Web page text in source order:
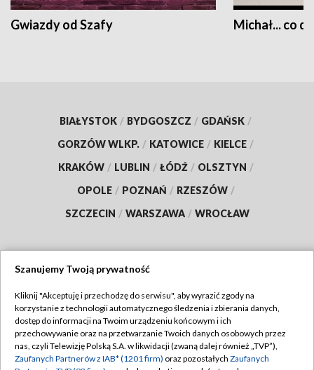
Gwiazdy od Szafy Michał... co
BIAŁYSTOK / BYDGOSZCZ / GDAŃSK /
GORZÓW WLKP. / KATOWICE / KIELCE /
KRAKÓW / LUBLIN / ŁÓDŹ / OLSZTYN /
OPOLE / POZNAŃ / RZESZÓW /
SZCZECIN / WARSZAWA / WROCŁAW
TVP
Abonament TVP
Emisja w TVP
Regulamin TVP
Polityka prywatności
Szanujemy Twoją prywatność
Kliknij "Akceptuję i przechodzę do serwisu", aby wyrazić zgody na
korzystanie z technologii automatycznego śledzenia i zbierania danych,
dostęp do informacji na Twoim urządzeniu końcowym i ich
przechowywanie oraz na przetwarzanie Twoich danych osobowych przez
nas, czyli Telewizję Polską S.A. w likwidacji (zwaną dalej również „TVP”),
Zaufanych Partnerów z IAB* (1201 firm) oraz pozostałych Zaufanych